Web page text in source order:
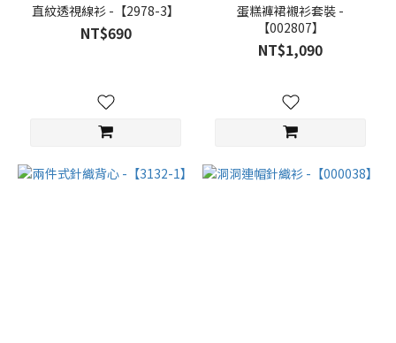
直紋透視線衫 -【2978-3】
NT$690
蛋糕褲裙襯衫套裝 -
【002807】
NT$1,090